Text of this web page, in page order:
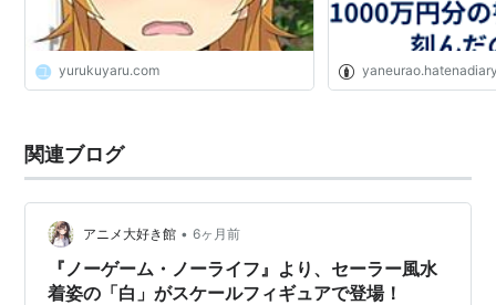
yurukuyaru.com
関連ブログ
アニメ大好き館 • 6ヶ月前
『ノーゲーム・ノーライフ』より、セーラー風水
着姿の「白」がスケールフィギュアで登場！